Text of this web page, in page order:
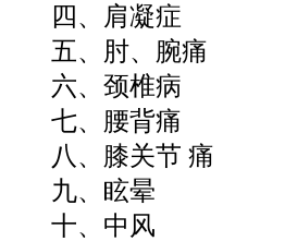
四、肩凝症
五、肘、腕痛
六、颈椎病
七、腰背痛
八、膝关节 痛
九、眩晕
十、中风